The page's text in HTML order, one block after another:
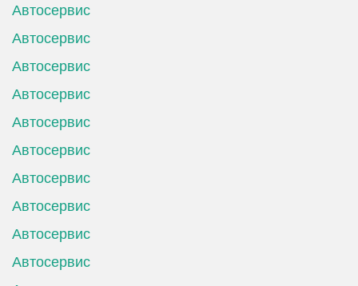
Автосервис
Автосервис
Автосервис
Автосервис
Автосервис
Автосервис
Автосервис
Автосервис
Автосервис
Автосервис